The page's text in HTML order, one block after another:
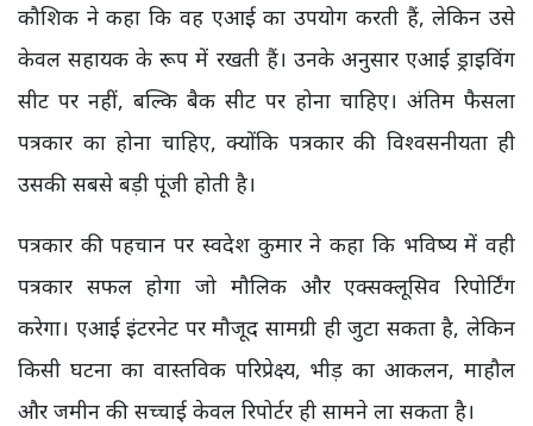
कौशिक ने कहा कि वह एआई का उपयोग करती हैं, लेकिन उसे
केवल सहायक के रूप में रखती हैं। उनके अनुसार एआई ड्राइविंग
सीट पर नहीं, बल्कि बैक सीट पर होना चाहिए। अंतिम फैसला
पत्रकार का होना चाहिए, क्योंकि पत्रकार की विश्वसनीयता ही
उसकी सबसे बड़ी पूंजी होती है।
पत्रकार की पहचान पर स्वदेश कुमार ने कहा कि भविष्य में वही
पत्रकार सफल होगा जो मौलिक और एक्सक्लूसिव रिपोर्टिंग
करेगा। एआई इंटरनेट पर मौजूद सामग्री ही जुटा सकता है, लेकिन
किसी घटना का वास्तविक परिप्रेक्ष्य, भीड़ का आकलन, माहौल
और जमीन की सच्चाई केवल रिपोर्टर ही सामने ला सकता है।